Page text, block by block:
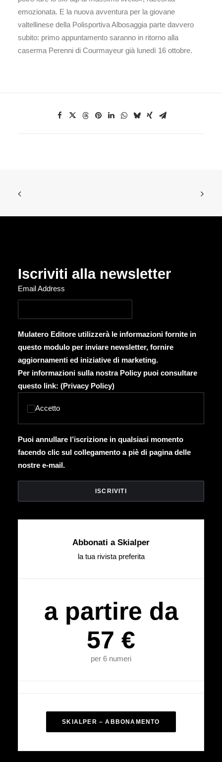
emozionata. E la nuova avventura per la giovane
valtellinese della Polisportiva Albosaggia parte davvero
subito: primo appuntamento saranno in ritorno alla
caserma Perenni di Courmayeur già lunedì 16 ottobre.
Iscriviti alla newsletter
Email Address
Mulatero Editore utilizzerà le informazioni fornite in
questo modulo per inviare newsletter, fornire
aggiornamenti ed iniziative di marketing.
Per informazioni sulla nostra Policy puoi consultare
questo link: (Privacy Policy)
Accetto
Puoi annullare l’iscrizione in qualsiasi momento
facendo clic sul collegamento a piè di pagina delle
nostre e-mail.
Abbonati a Skialper
la tua rivista preferita
a partire da
57 €
per 6 numeri
SKIALPER – ABBONAMENTO